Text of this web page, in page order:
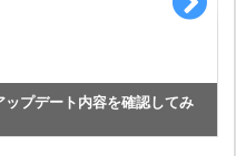
ップデート内容を確認してみ